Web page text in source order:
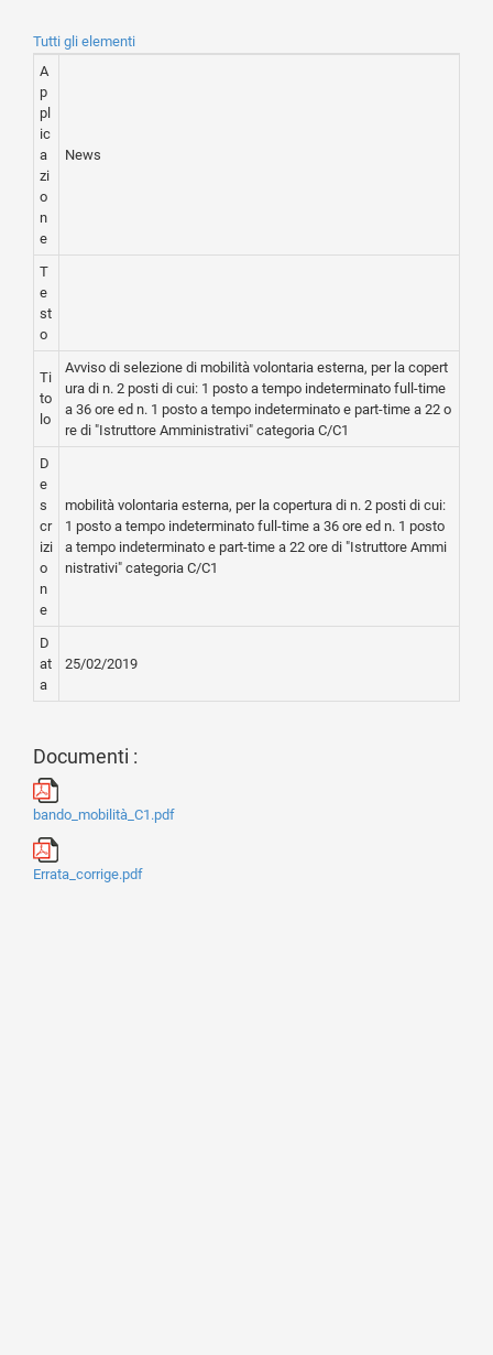
Tutti gli elementi
A
p
pl
ic
a
zi
o
n
e
News
T
e
st
o
Ti
to
lo
Avviso di selezione di mobilità volontaria esterna, per la copert
ura di n. 2 posti di cui: 1 posto a tempo indeterminato full-time
a 36 ore ed n. 1 posto a tempo indeterminato e part-time a 22 o
re di "Istruttore Amministrativi" categoria C/C1
D
e
s
cr
izi
o
n
e
mobilità volontaria esterna, per la copertura di n. 2 posti di cui:
1 posto a tempo indeterminato full-time a 36 ore ed n. 1 posto
a tempo indeterminato e part-time a 22 ore di "Istruttore Ammi
nistrativi" categoria C/C1
D
at
a
25/02/2019
Documenti :
bando_mobilità_C1.pdf
Errata_corrige.pdf